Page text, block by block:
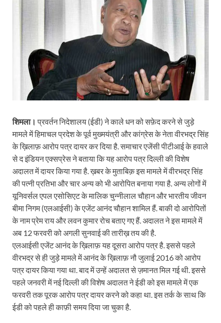
शिमला। प्रवर्तन निदेशालय (ईडी) ने काले धन को सफ़ेद करने से जुड़े
मामले में हिमाचल प्रदेश के पूर्व मुख्मयंत्री और कांग्रेस के नेता वीरभद्र सिंह
के ख़िलाफ़ आरोप पत्र दायर कर दिया है. समाचार एजेंसी पीटीआई के हवाले
से द इंडियन एक्सप्रेस ने बताया कि यह आरोप पत्र दिल्ली की विशेष
अदालत में दायर किया गया है. ख़बर के मुताबिक़ इस मामले में वीरभद्र सिंह
की पत्नी प्रतिभा और चार अन्य को भी आरोपित बनाया गया है. अन्य लोगों में
यूनिवर्सल एपल एसोसिएट के मालिक चुन्नीलाल चौहान और भारतीय जीवन
बीमा निगम (एलआईसी) के एजेंट आनंद चौहान शामिल हैं. बाकी दो आरोपितों
के नाम प्रेम राय और लवन कुमार रोच बताए गए हैं. अदालत ने इस मामले में
अब 12 फरवरी को अगली सुनवाई की तारीख़ तय की है.
एलआईसी एजेंट आनंद के ख़िलाफ़ यह दूसरा आरोप पत्र है. इससे पहले
वीरभद्र से ही जुड़े मामले में आनंद के ख़िलाफ़ नौ जुलाई 2016 को आरोप
पत्र दायर किया गया था. बाद में उन्हें अदालत से ज़मानत मिल गई थी. इससे
पहले जनवरी में नई दिल्ली की विशेष अदालत ने ईडी को इस मामले में एक
फरवरी तक पूरक आरोप पत्र दायर करने को कहा था. इस तर्क के साथ कि
ईडी को पहले ही काफ़ी समय दिया जा चुका है.